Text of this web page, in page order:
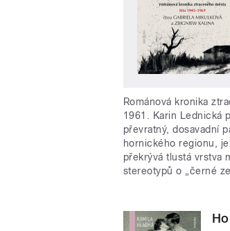
Románová kronika
1961. Karin Lednická
převratný, dosavadní
hornického regionu,
překrývá tlustá vrstva
stereotypů o „černé